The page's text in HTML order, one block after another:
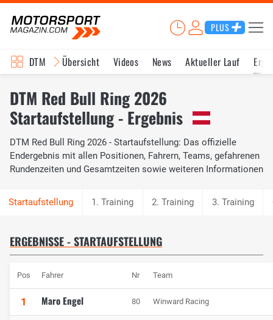
PLUS
DTM Übersicht Videos News Aktueller Lauf
DTM Red Bull Ring 2026
Startaufstellung - Ergebnis
DTM Red Bull Ring 2026 - Startaufstellung: Das offizielle
Endergebnis mit allen Positionen, Fahrern, Teams, gefahrenen
Rundenzeiten und Gesamtzeiten sowie weiteren Informationen
1. Training 2. Training 3. Training
ERGEBNISSE - STARTAUFSTELLUNG
Pos Fahrer Nr Team
1 Maro Engel 80 Winward Racing